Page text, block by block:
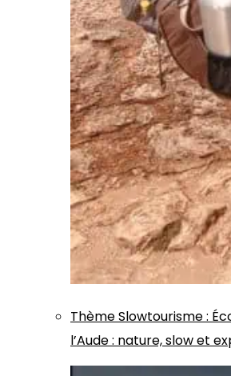
ThèmeSlowtourisme:
l’Aude : nature, slow et